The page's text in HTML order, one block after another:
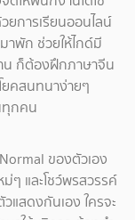
ยการเรียนออนไลน์
าพัก ช่วยให้ไกด์มี
น ก็ต้องฝึกภาษาจีน
ยคสนทนาง่ายๆ
ทุกคน
ของตัวเอง
ๆ และโชว์พรสวรรค์
แสดงกันเอง ใครจะ